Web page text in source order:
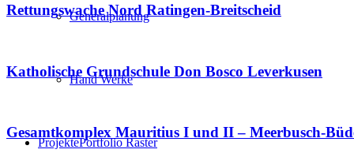
Generalplanung
Hand Werke
ProjektePortfolio Raster
Rettungswache Nord Ratingen-Breitscheid
Katholische Grundschule Don Bosco Leverkusen
Gesamtkomplex Mauritius I und II – Meerbusch-